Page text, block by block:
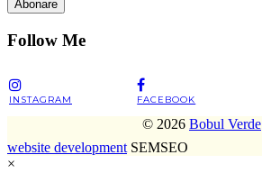
Abonare
Follow Me
INSTAGRAM FACEBOOK
© 2026 Bobul Verde
website developmentSEMSEO
×